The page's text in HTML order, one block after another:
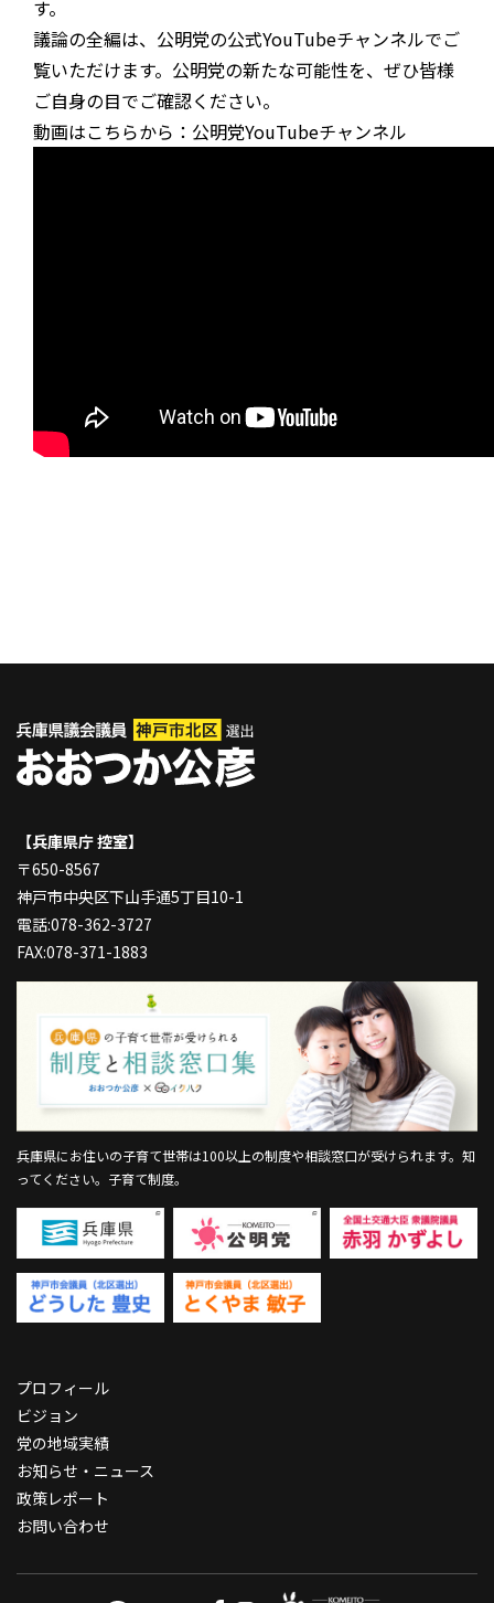
す。
議論の全編は、公明党の公式YouTubeチャンネルでご
覧いただけます。公明党の新たな可能性を、ぜひ皆様
ご自身の目でご確認ください。
動画はこちらから：公明党YouTubeチャンネル
プロフィール
ビジョン
党の地域実績
お知らせ・ニュース
政策レポート
お問い合わせ
【兵庫県庁 控室】
〒650-8567
神戸市中央区下山手通5丁目10-1
電話:078-362-3727
FAX:078-371-1883
兵庫県にお住いの子育て世帯は100以上の制度や相談窓口が受けられます。 知
ってください。子育て制度。